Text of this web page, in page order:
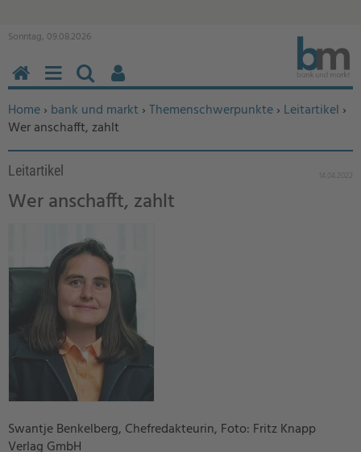
Sonntag, 09.08.2026
Sie befinden sich hier:
Home› bank und markt ›Themenschwerpunkte› Leitartikel ›
Wer anschafft, zahlt
Leitartikel 14.04.2022
Wer anschafft, zahlt
Swantje Benkelberg, Chefredakteurin, Foto: Fritz Knapp
Verlag GmbH
HOMEMENÜSUCHEN
BENUTZERFUNKTIONEN